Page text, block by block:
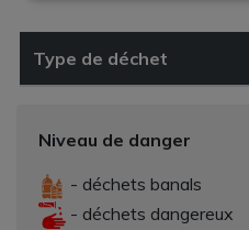
Type de déchet
Niveau de danger
- déchets banals
- déchets dangereux